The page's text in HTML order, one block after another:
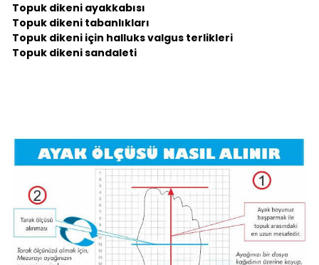
Topuk dikeni ayakkabısı
Topuk dikeni tabanlıkları
Topuk dikeni için halluks valgus terlikleri
Topuk dikeni sandaleti